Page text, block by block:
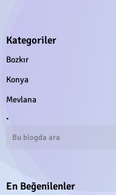
Kategoriler
Bozkır
Konya
Mevlana
.
En Beğenilenler